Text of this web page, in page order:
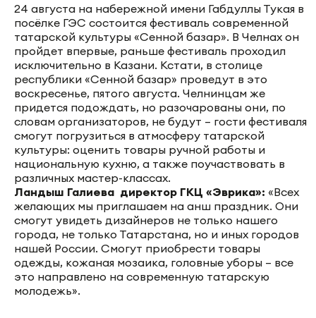
24 августа на набережной имени Габдуллы Тукая в
посёлке ГЭС состоится фестиваль современной
татарской культуры «Сенной базар». В Челнах он
пройдет впервые, раньше фестиваль проходил
исключительно в Казани. Кстати, в столице
республики «Сенной базар» проведут в это
воскресенье, пятого августа. Челнинцам же
придется подождать, но разочарованы они, по
словам организаторов, не будут – гости фестиваля
смогут погрузиться в атмосферу татарской
культуры: оценить товары ручной работы и
национальную кухню, а также поучаствовать в
различных мастер-классах.
Ландыш Галиева директор ГКЦ «Эврика»: «Всех
желающих мы приглашаем на анш праздник. Они
смогут увидеть дизайнеров не только нашего
города, не только Татарстана, но и иных городов
нашей России. Смогут приобрести товары
одежды, кожаная мозаика, головные уборы – все
это направлено на современную татарскую
молодежь».